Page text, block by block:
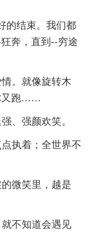
的结束。我们都
奔，直到--穷途
。就像旋转木
又跑……
、强颜欢笑。
执着；全世界不
微笑里，越是
不知道会遇见